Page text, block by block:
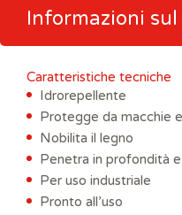
Informazioni
Caratteristiche tecniche
Idrorepellente
Protegge da macchie
Nobilita il legno
Penetra in profondità
Per uso industriale
Pronto all’uso